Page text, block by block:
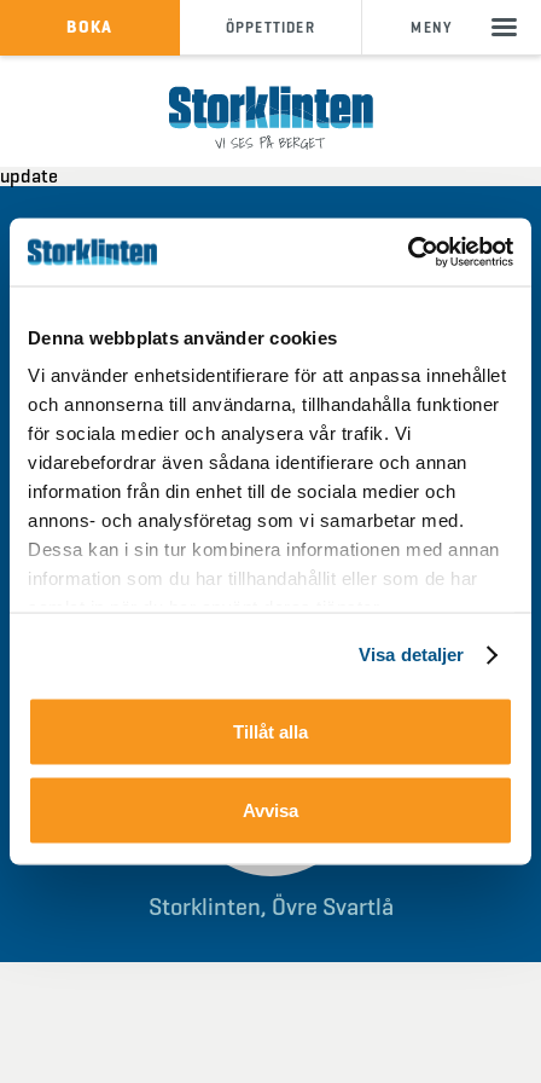
Denna webbplats använder cookies
Vi använder enhetsidentifierare för att anpassa innehållet
och annonserna till användarna, tillhandahålla funktioner
för sociala medier och analysera vår trafik. Vi
vidarebefordrar även sådana identifierare och annan
information från din enhet till de sociala medier och
annons- och analysföretag som vi samarbetar med.
Dessa kan i sin tur kombinera informationen med annan
information som du har tillhandahållit eller som de har
Visa detaljer
Tillåt alla
Avvisa
KÖP SKIPASS
info@storklinten.se
•
Telefonbokning : 0928-40 000
ÖPPETTIDER
BOKA MENY
update
Tillgänglighet
Välkommen till Storklinten - Vi ses på berget!
0928-40 000 /info@storklinten.se
Storklinten, Övre Svartlå